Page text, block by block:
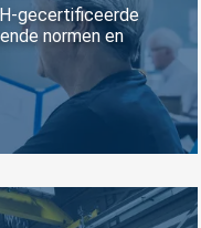
gecertificeerde
normen en